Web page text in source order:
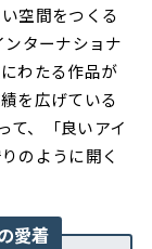
空間をつくる
ターナショナ
わたる作品が
を広げている
て、「良いアイ
のように開く
愛着